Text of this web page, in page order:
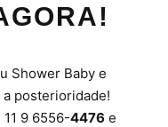
Shower Baby e
posterioridade!
11 9 6556-4476 e